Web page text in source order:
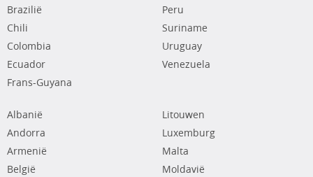
Brazilië
Chili
Colombia
Ecuador
Frans-Guyana
Peru
Suriname
Uruguay
Venezuela
Albanië
Andorra
Armenië
België
Litouwen
Luxemburg
Malta
Moldavië